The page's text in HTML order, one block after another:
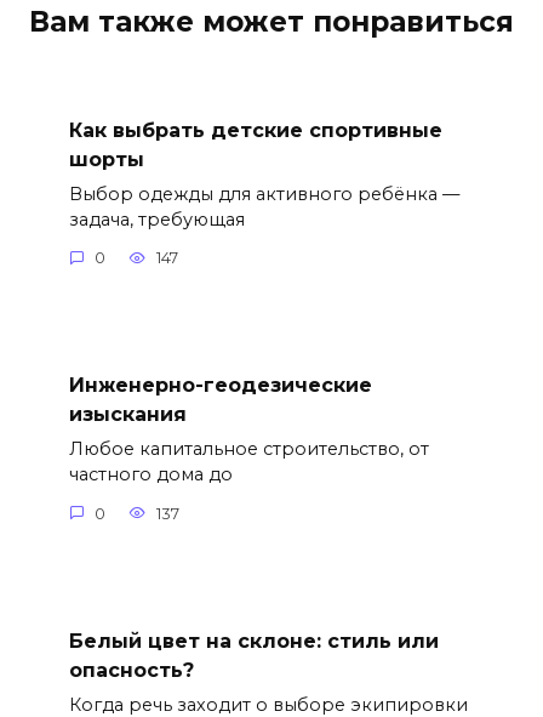
Вам также может понравиться
Как выбрать детские спортивные
шорты
Выбор одежды для активного ребёнка —
задача, требующая
0 147
Инженерно-геодезические
изыскания
Любое капитальное строительство, от
частного дома до
0 137
Белый цвет на склоне: стиль или
опасность?
Когда речь заходит о выборе экипировки